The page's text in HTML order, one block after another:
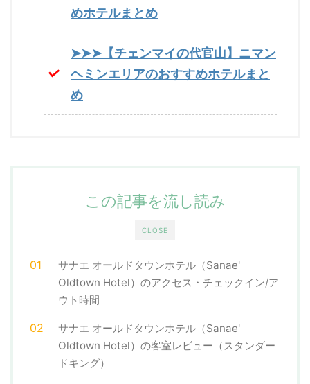
めホテルまとめ
➤➤➤【チェンマイの代官山】ニマン
ヘミンエリアのおすすめホテルまと
め
CLOSE
この記事を流し読み
サナエ オールドタウンホテル（Sanae'
Oldtown Hotel）のアクセス・チェックイン/ア
ウト時間
サナエ オールドタウンホテル（Sanae'
Oldtown Hotel）の客室レビュー（スタンダー
ドキング）